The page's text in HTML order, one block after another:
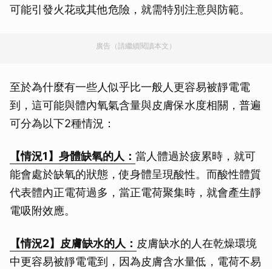
可能引發火花或其他危險，就需特別注意與防範。
廣告（請繼續閱讀本文）
至於為什麼有一些人似乎比一般人更容易被靜電電
到，這可能與體內氧氣含量與皮膚保水度相關，普遍
可分為以下2種情況：
【情況1】身體缺氧的人： 當人體過於疲累時，就可
能會處於缺氧的狀態，使身體呈現酸性。而酸性體質
代表體內正電荷過多，當正電荷聚集時，就會產生靜
電吸附效應。
【情況2】皮膚缺水的人： 皮膚缺水的人在乾燥環境
中更容易被靜電電到，因為皮膚含水量低，電荷不易